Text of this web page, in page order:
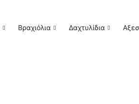
Βραχιόλια Δαχτυλίδια